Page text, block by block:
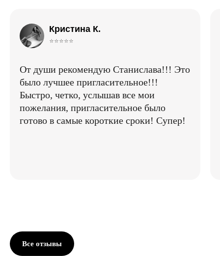
Кристина К.
⭐⭐⭐⭐⭐
От души рекомендую Станислава!!! Это
было лучшее пригласительное!!!
Быстро, четко, услышав все мои
пожелания, пригласительное было
готово в самые короткие сроки! Супер!
Все отзывы